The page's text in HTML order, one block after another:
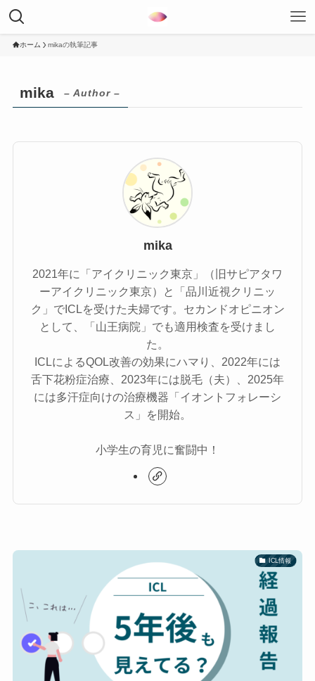
ホーム mikaの執筆記事
mika – Author –
mika
2021年に「アイクリニック東京」（旧サピアタワ
ーアイクリニック東京）と「品川近視クリニッ
ク」でICLを受けた夫婦です。セカンドオピニオン
として、「山王病院」でも適用検査を受けまし
た。
ICLによるQOL改善の効果にハマり、2022年には
舌下花粉症治療、2023年には脱毛（夫）、2025年
には多汗症向けの治療機器「イオントフォレーシ
ス」を開始。
小学生の育児に奮闘中！
ICL情報